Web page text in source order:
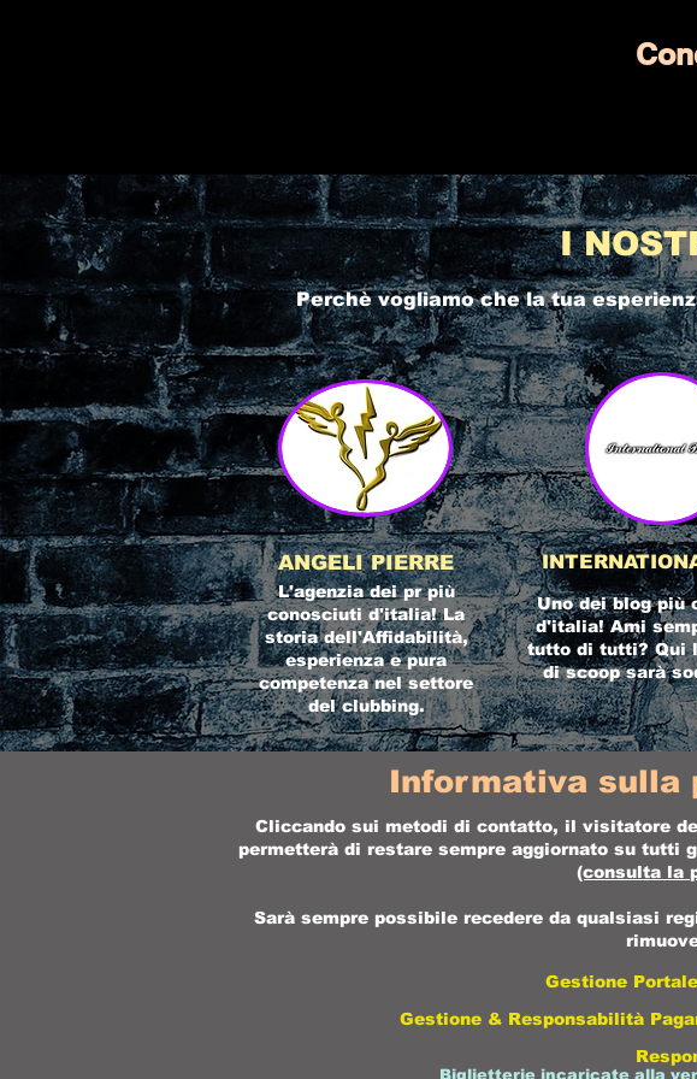
I
Perchè vogliamo che la tua
ANGELI PIERRE
L'agenzia dei pr più
conosciuti d'italia! La
storia dell'Affidabilità,
esperienza e pura
competenza nel settore
del clubbing.
Uno dei blog più
d'italia! Ami
tutto di tutti? Qui
di scoop sarà
Informativa sulla
Cliccando sui metodi di contatto, il visitatore
permetterà di restare sempre aggiornato su tutti
(consulta la
Sarà sempre possibile recedere da qualsiasi
Gestione
Gestione & Responsabilità
Biglietterie incaricate alla